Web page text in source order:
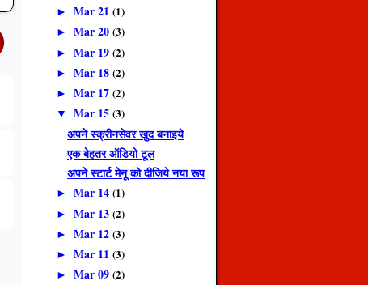
►Mar 21(1)
►Mar 20(3)
►Mar 19(2)
►Mar 18(2)
►Mar 17(2)
▼Mar 15(3)
अपने स्क्रीनसेवर खुद बनाइये
एक बेहतर ऑडियो टूल
अपने स्टार्ट मेनू को दीजिये नया रूप
►Mar 14(1)
►Mar 13(2)
►Mar 12(3)
►Mar 11(3)
►Mar 09(2)